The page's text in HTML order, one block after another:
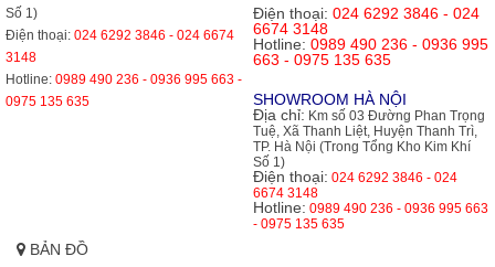
Số 1)
Điện thoại: 024 6292 3846 - 024 6674
3148
Hotline: 0989 490 236 - 0936 995 663 -
0975 135 635
Điện thoại: 024 6292 3846 - 024
6674 3148
Hotline: 0989 490 236 - 0936 995
663 - 0975 135 635
SHOWROOM HÀ NỘI
Địa chỉ: Km số 03 Đường Phan Trọng
Tuệ, Xã Thanh Liệt, Huyện Thanh Trì,
TP. Hà Nội (Trong Tổng Kho Kim Khí
Số 1)
Điện thoại: 024 6292 3846 - 024
6674 3148
Hotline: 0989 490 236 - 0936 995 663
- 0975 135 635
BẢN ĐỒ